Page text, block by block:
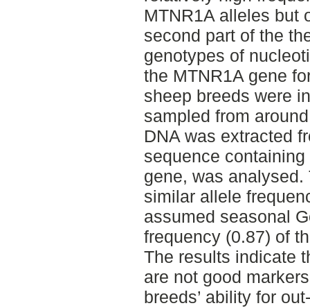
MTNR1A alleles but
second part of the
genotypes of
the MTNR1A gene
sheep breeds were
sampled from
DNA was extracted
sequence
gene, was
similar allele
assumed seasonal
frequency (0.87) of
The results indicate
are not good
breeds’ ability for